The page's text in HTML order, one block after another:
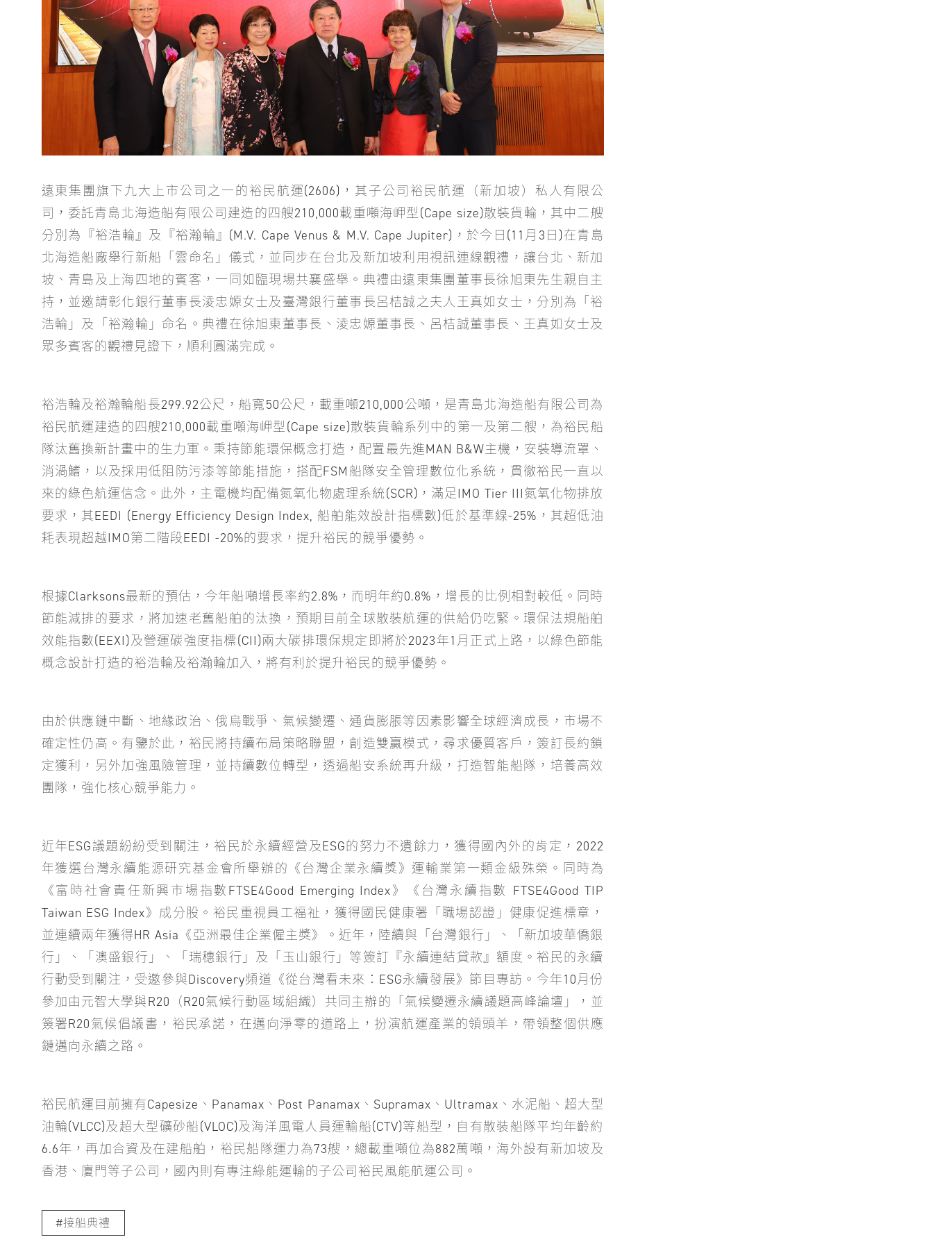
遠東集團旗下九大上市公司之一的裕民航運(2606)，其子公司裕民航運（新加坡）私人有限公
司，委託青島北海造船有限公司建造的四艘210,000載重噸海岬型(Cape size)散裝貨輪，其中二艘
分別為『裕浩輪』及『裕瀚輪』(M.V. Cape Venus & M.V. Cape Jupiter)，於今日(11月3日)在青島
北海造船廠舉行新船「雲命名」儀式，並同步在台北及新加坡利用視訊連線觀禮，讓台北、新加
坡、青島及上海四地的賓客，一同如臨現場共襄盛舉。典禮由遠東集團董事長徐旭東先生親自主
持，並邀請彰化銀行董事長淩忠嫄女士及臺灣銀行董事長呂桔誠之夫人王真如女士，分別為「裕
浩輪」及「裕瀚輪」命名。典禮在徐旭東董事長、淩忠嫄董事長、呂桔誠董事長、王真如女士及
眾多賓客的觀禮見證下，順利圓滿完成。
裕浩輪及裕瀚輪船長299.92公尺，船寬50公尺，載重噸210,000公噸，是青島北海造船有限公司為
裕民航運建造的四艘210,000載重噸海岬型(Cape size)散裝貨輪系列中的第一及第二艘，為裕民船
隊汰舊換新計畫中的生力軍。秉持節能環保概念打造，配置最先進MAN B&W主機，安裝導流罩、
消渦鰭，以及採用低阻防污漆等節能措施，搭配FSM船隊安全管理數位化系統，貫徹裕民一直以
來的綠色航運信念。此外，主電機均配備氮氧化物處理系統(SCR)，滿足IMO Tier III氮氧化物排放
要求，其EEDI (Energy Efficiency Design Index, 船舶能效設計指標數)低於基準線-25%，其超低油
耗表現超越IMO第二階段EEDI -20%的要求，提升裕民的競爭優勢。
根據Clarksons最新的預估，今年船噸增長率約2.8%，而明年約0.8%，增長的比例相對較低。同時
節能減排的要求，將加速老舊船舶的汰換，預期目前全球散裝航運的供給仍吃緊。環保法規船舶
效能指數(EEXI)及營運碳強度指標(CII)兩大碳排環保規定即將於2023年1月正式上路，以綠色節能
概念設計打造的裕浩輪及裕瀚輪加入，將有利於提升裕民的競爭優勢。
由於供應鏈中斷、地緣政治、俄烏戰爭、氣候變遷、通貨膨脹等因素影響全球經濟成長，市場不
確定性仍高。有鑒於此，裕民將持續布局策略聯盟，創造雙贏模式，尋求優質客戶，簽訂長約鎖
定獲利，另外加強風險管理，並持續數位轉型，透過船安系統再升級，打造智能船隊，培養高效
團隊，強化核心競爭能力。
近年ESG議題紛紛受到關注，裕民於永續經營及ESG的努力不遺餘力，獲得國內外的肯定，2022
年獲選台灣永續能源研究基金會所舉辦的《台灣企業永續獎》運輸業第一類金級殊榮。同時為
《富時社會責任新興市場指數FTSE4Good Emerging Index》《台灣永續指數 FTSE4Good TIP
Taiwan ESG Index》成分股。裕民重視員工福祉，獲得國民健康署「職場認證」健康促進標章，
並連續兩年獲得HR Asia《亞洲最佳企業僱主獎》。近年，陸續與「台灣銀行」、「新加坡華僑銀
行」、「澳盛銀行」、「瑞穗銀行」及「玉山銀行」等簽訂『永續連結貸款』額度。裕民的永續
行動受到關注，受邀參與Discovery頻道《從台灣看未來：ESG永續發展》節目專訪。今年10月份
參加由元智大學與R20（R20氣候行動區域組織）共同主辦的「氣候變遷永續議題高峰論壇」，並
簽署R20氣候倡議書，裕民承諾，在邁向淨零的道路上，扮演航運產業的領頭羊，帶領整個供應
鏈邁向永續之路。
裕民航運目前擁有Capesize、Panamax、Post Panamax、Supramax、Ultramax、水泥船、超大型
油輪(VLCC)及超大型礦砂船(VLOC)及海洋風電人員運輸船(CTV)等船型，自有散裝船隊平均年齡約
6.6年，再加合資及在建船舶，裕民船隊運力為73艘，總載重噸位為882萬噸，海外設有新加坡及
香港、廈門等子公司，國內則有專注綠能運輸的子公司裕民風能航運公司。
接船典禮